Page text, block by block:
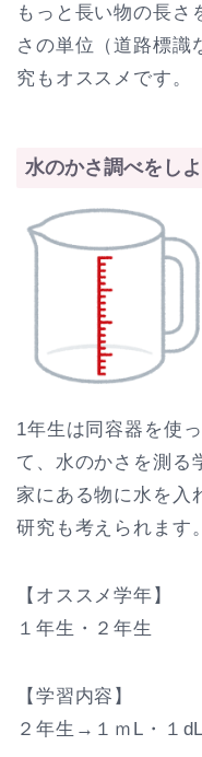
もっと長い物の長さ
さの単位（道路標識
究もオススメです。
水のかさ調べをしよ
1年生は同容器を使
て、水のかさを測る
家にある物に水を入
研究も考えられます。
【オススメ学年】
１年生・２年生
【学習内容】
２年生→１ｍL・１